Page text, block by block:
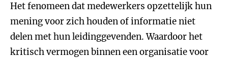
Het fenomeen dat medewerkers opzettelijk hun
mening voor zich houden of informatie niet
delen met hun leidinggevenden. Waardoor het
kritisch vermogen binnen een organisatie voor